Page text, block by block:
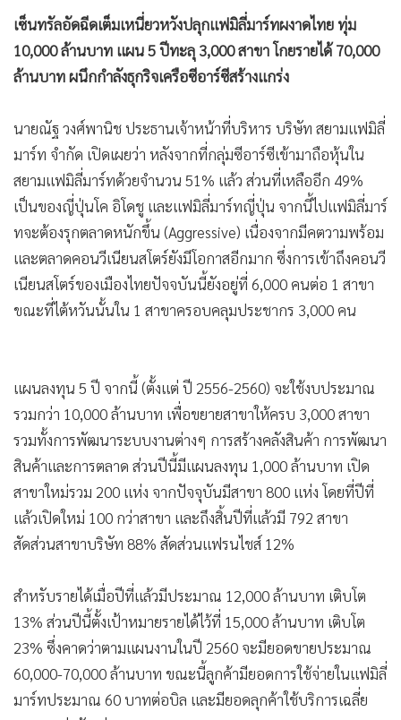
• Good health & Well-being
• Green Innovation & SD
• Management & HR
• Infographic
• การเมือง
• ท่องเที่ยว
• กีฬา
• ต่างประเทศ
• Special Scoop
• เศรษฐกิจ-ธุรกิจ
• จีน
อาชญากรรม
Motoring
เกม
• วิทยาศาสตร์
• SMEs
• หุ้น
• อินโดจีน
• Celeb Online
• Factcheck
• ญี่ปุ่น
• News1
• Gotomanager
เซ็นทรัลอัดฉีดเต็มเหนี่ยวหวังปลุกแฟมิลี่มาร์ทผงาดไทย ทุ่ม
10,000 ล้านบาท แผน 5 ปีทะลุ 3,000 สาขา โกยรายได้ 70,000
ล้านบาท ผนึกกำลังธุกริจเครือซีอาร์ซีสร้างแกร่ง
นายณัฐ วงศ์พานิช ประธานเจ้าหน้าที่บริหาร บริษัท สยามแฟมิลี่
มาร์ท จำกัด เปิดเผยว่า หลังจากที่กลุ่มซีอาร์ซีเข้ามาถือหุ้นใน
สยามแฟมิลี่มาร์ทด้วยจำนวน 51% แล้ว ส่วนที่เหลืออีก 49%
เป็นของญี่ปุ่นโค อิโดชู และแฟมิลี่มาร์ทญี่ปุ่น จากนี้ไปแฟมิลี่มาร์
ทจะต้องรุกตลาดหนักขึ้น (Aggressive) เนื่องจากมีคตวามพร้อม
และตลาดคอนวีเนียนสโตร์ยังมีโอกาสอีกมาก ซึ่งการเข้าถึงคอนวี
เนียนสโตร์ของเมืองไทยปัจจบันนี้ยังอยู่ที่ 6,000 คนต่อ 1 สาขา
ขณะที่ไต้หวันนั้นใน 1 สาขาครอบคลุมประชากร 3,000 คน
แผนลงทุน 5 ปี จากนี้ (ตั้งแต่ ปี 2556-2560) จะใช้งบประมาณ
รวมกว่า 10,000 ล้านบาท เพื่อขยายสาขาให้ครบ 3,000 สาขา
รวมทั้งการพัฒนาระบบงานต่างๆ การสร้างคลังสินค้า การพัฒนา
สินค้าและการตลาด ส่วนปีนี้มีแผนลงทุน 1,000 ล้านบาท เปิด
สาขาใหม่รวม 200 แห่ง จากปัจจุบันมีสาขา 800 แห่ง โดยที่ปีที่
แล้วเปิดใหม่ 100 กว่าสาขา และถึงสิ้นปีที่แล้วมี 792 สาขา
สัดส่วนสาขาบริษัท 88% สัดส่วนแฟรนไชส์ 12%
สำหรับรายได้เมื่อปีที่แล้วมีประมาณ 12,000 ล้านบาท เติบโต
13% ส่วนปีนี้ตั้งเป้าหมายรายได้ไว้ที่ 15,000 ล้านบาท เติบโต
23% ซึ่งคาดว่าตามแผนงานในปี 2560 จะมียอดขายประมาณ
60,000-70,000 ล้านบาท ขณะนี้ลูกค้ามียอดการใช้จ่ายในแฟมิลี่
มาร์ทประมาณ 60 บาทต่อบิล และมียอดลุกค้าใช้บริการเฉลี่ย